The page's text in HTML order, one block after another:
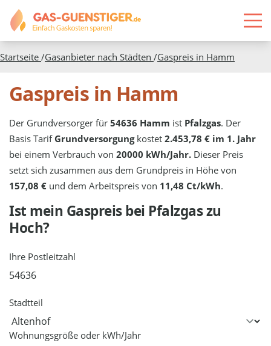
Startseite /Gasanbieter nach Städten /Gaspreis in Hamm
Gaspreis in Hamm
Der Grundversorger für54636 Hamm ist Pfalzgas. Der
Basis Tarif Grundversorgungkostet2.453,78 € im 1. Jahr
bei einem Verbrauch von20000 kWh/Jahr. Dieser Preis
setzt sich zusammen aus dem Grundpreis in Höhe von
157,08 € und dem Arbeitspreis von 11,48 Ct/kWh.
Ist mein Gaspreis bei Pfalzgaszu
Hoch?
Ihre Postleitzahl
Stadtteil
Wohnungsgröße oder kWh/Jahr